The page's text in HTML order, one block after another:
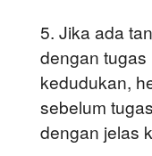
5. Jika ada
dengan
kedudukan,
sebelum
dengan jelas